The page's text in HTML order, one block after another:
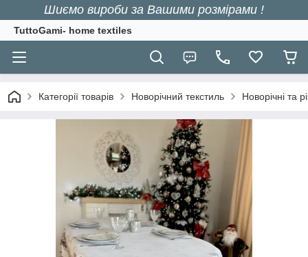
Шиємо вироби за Вашими розмірами !
TuttoGami- home textiles
Категорії товарів Новорічний текстиль Новорічні та